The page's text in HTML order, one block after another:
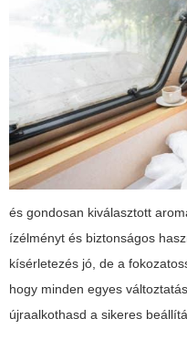
és gondosan kiválasztott
ízélményt és biztonságos
kísérletezés jó, de a
hogy minden egyes
újraalkothasd a sikeres